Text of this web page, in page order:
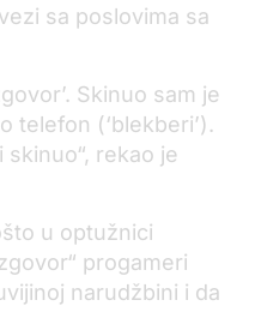
sa poslovima sa
Skinuo sam je
telefon (‘blekberi’).
skinuo“, rekao je
u optužnici
progameri
narudžbini i da